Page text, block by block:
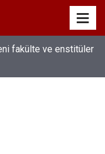
müdürler değişti,